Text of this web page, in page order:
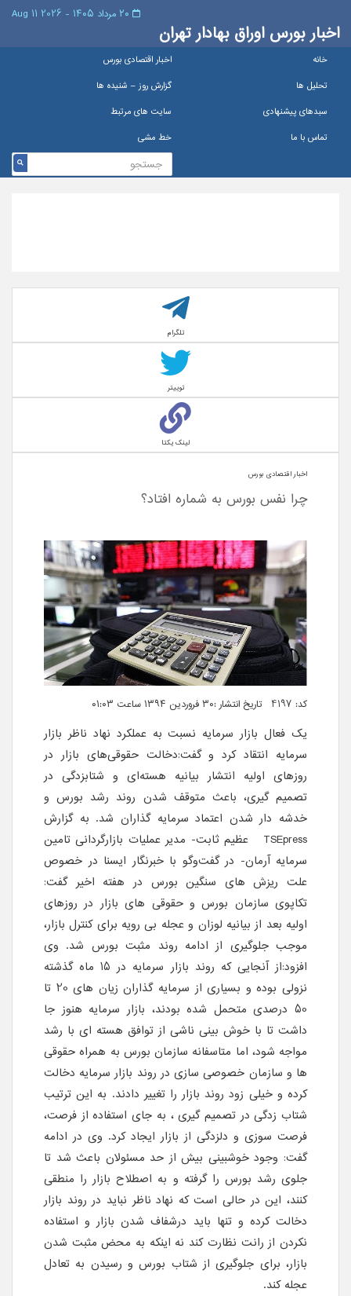
اخبار بورس اوراق بهادار تهران
خانه
اخبار اقتصادی بورس
تحلیل ها
گزارش روز – شنيده ها
سبدهای پیشنهادی
سایت های مرتبط
تماس با ما
خط مشی
تلگرام
توییتر
لینک یکتا
اخبار اقتصادی بورس
چرا نفس بورس به شماره افتاد؟
کد: 4197 تاریخ انتشار :۳۰ فروردین ۱۳۹۴ ساعت ۰۱:۰۳
یک فعال بازار سرمایه نسبت به عملکرد نهاد ناظر بازار
سرمایه انتقاد کرد و گفت:دخالت حقوقی‌های بازار در
روزهای اولیه انتشار بیانیه هسته‌ای و شتابزدگی در
تصمیم گیری، باعث متوقف شدن روند رشد بورس و
خدشه دار شدن اعتماد سرمایه گذاران شد. به گزارش
TSEpress
عظیم ثابت- مدیر عملیات بازارگردانی تامین
سرمایه آرمان- در گفت‌وگو با خبرنگار ایسنا در خصوص
علت ریزش های سنگین بورس در هفته اخیر گفت:
تکاپوی سازمان بورس و حقوقی های بازار در روزهای
اولیه بعد از بیانیه لوزان و عجله بی رویه برای کنترل بازار،
موجب جلوگیری از ادامه روند مثبت بورس شد. وی
افزود:از آنجایی که روند بازار سرمایه در 15 ماه گذشته
نزولی بوده و بسیاری از سرمایه گذاران زیان های 20 تا
50 درصدی متحمل شده بودند، بازار سرمایه هنوز جا
داشت تا با خوش بینی ناشی از توافق هسته ای با رشد
مواجه شود، اما متاسفانه سازمان بورس به همراه حقوقی
ها و سازمان خصوصی سازی در روند بازار سرمایه دخالت
کرده و خیلی زود روند بازار را تغییر دادند. به این ترتیب
شتاب زدگی در تصمیم گیری ، به جای استفاده از فرصت،
فرصت سوزی و دلزدگی از بازار ایجاد کرد. وی در ادامه
گفت: وجود خوشبینی بیش از حد مسئولان باعث شد تا
جلوی رشد بورس را گرفته و به اصطلاح بازار را منطقی
کنند، این در حالی است که نهاد ناظر نباید در روند بازار
دخالت کرده و تنها باید درشفاف شدن بازار و استفاده
نکردن از رانت نظارت کند نه اینکه به محض مثبت شدن
بازار، برای جلوگیری از شتاب بورس و رسیدن به تعادل
عجله کند.